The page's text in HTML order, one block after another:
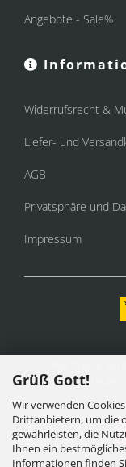
Grüß Gott!
Wir verwenden
Drittanbietern, um die
gewährleisten, die
Ihnen ein
Informationen finden
Angebote - Sale%
Widerrufsrecht &
Liefer- und
AGB
Privatsphäre und
Impressum
Mehrwertsteuer,